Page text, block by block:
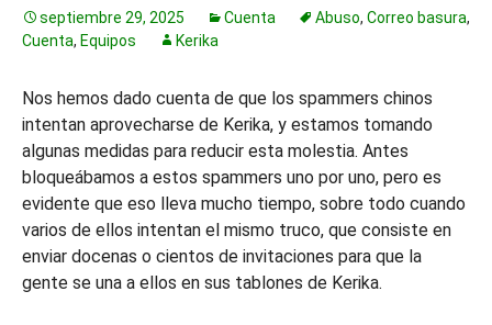
septiembre 29, 2025 Cuenta Abuso, Correo basura,
Cuenta, Equipos Kerika
Nos hemos dado cuenta de que los spammers chinos
intentan aprovecharse de Kerika, y estamos tomando
algunas medidas para reducir esta molestia. Antes
bloqueábamos a estos spammers uno por uno, pero es
evidente que eso lleva mucho tiempo, sobre todo cuando
varios de ellos intentan el mismo truco, que consiste en
enviar docenas o cientos de invitaciones para que la
gente se una a ellos en sus tablones de Kerika.